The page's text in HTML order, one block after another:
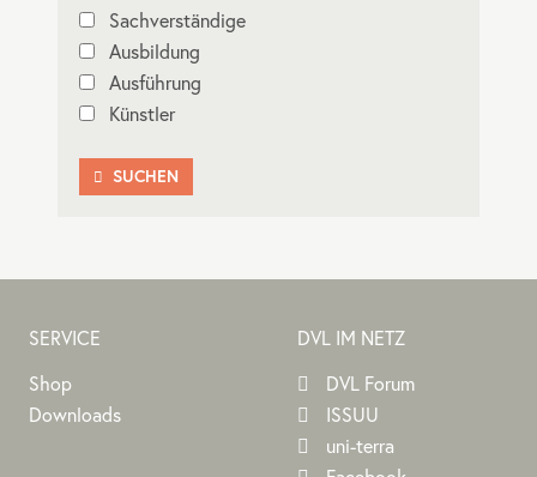
Sachverständige
Ausbildung
Ausführung
Künstler
 SUCHEN
SERVICE
Shop
Downloads
DVL IM NETZ
DVL Forum
ISSUU
uni-terra